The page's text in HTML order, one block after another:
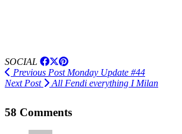
SOCIAL
Previous PostMonday Update #44
Next Post
All Fendi everything I Milan
58 Comments